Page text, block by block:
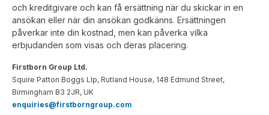
och kreditgivare och kan få ersättning när du skickar in en
ansökan eller när din ansökan godkänns. Ersättningen
påverkar inte din kostnad, men kan påverka vilka
erbjudanden som visas och deras placering.
Firstborn Group Ltd.
Squire Patton Boggs Llp, Rutland House, 148 Edmund Street,
Birmingham B3 2JR, UK
enquiries@firstborngroup.com